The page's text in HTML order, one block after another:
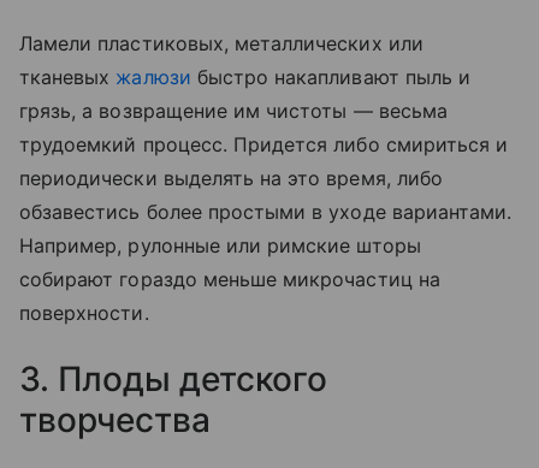
Ламели пластиковых, металлических или
тканевых жалюзи быстро накапливают пыль и
грязь, а возвращение им чистоты — весьма
трудоемкий процесс. Придется либо смириться и
периодически выделять на это время, либо
обзавестись более простыми в уходе вариантами.
Например, рулонные или римские шторы
собирают гораздо меньше микрочастиц на
поверхности.
3. Плоды детского
творчества